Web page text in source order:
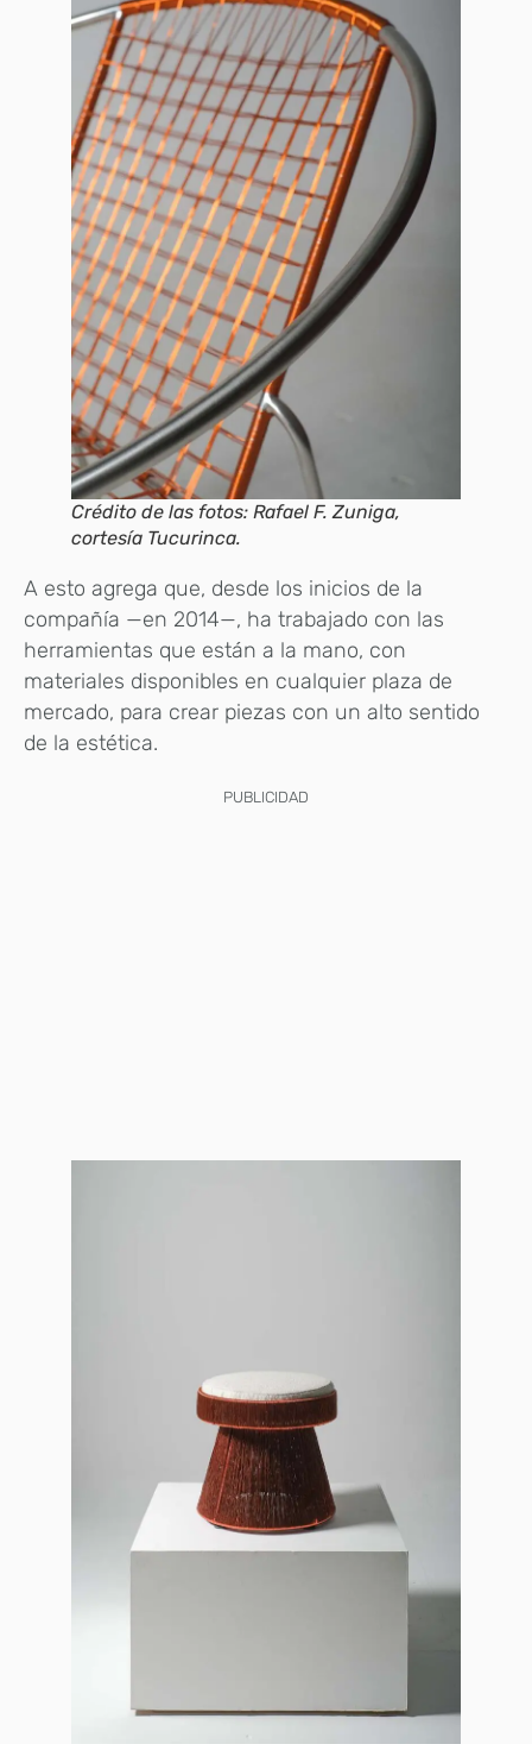
Crédito de las fotos: Rafael F. Zuniga,
cortesía Tucurinca.
A esto agrega que, desde los inicios de la
compañía —en 2014—, ha trabajado con las
herramientas que están a la mano, con
materiales disponibles en cualquier plaza de
mercado, para crear piezas con un alto sentido
de la estética.
PUBLICIDAD